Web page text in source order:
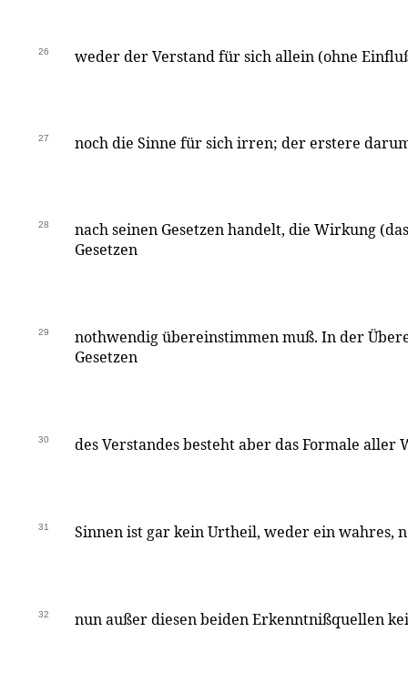
26 weder der Verstand für sich allein (ohne
27 noch die Sinne für sich irren; der erstere
28
nach seinen Gesetzen handelt, die Wirkung
Gesetzen
29
nothwendig übereinstimmen muß. In der
Gesetzen
30 des Verstandes besteht aber das Formale aller
31 Sinnen ist gar kein Urtheil, weder ein wahres,
32 nun außer diesen beiden Erkenntnißquellen